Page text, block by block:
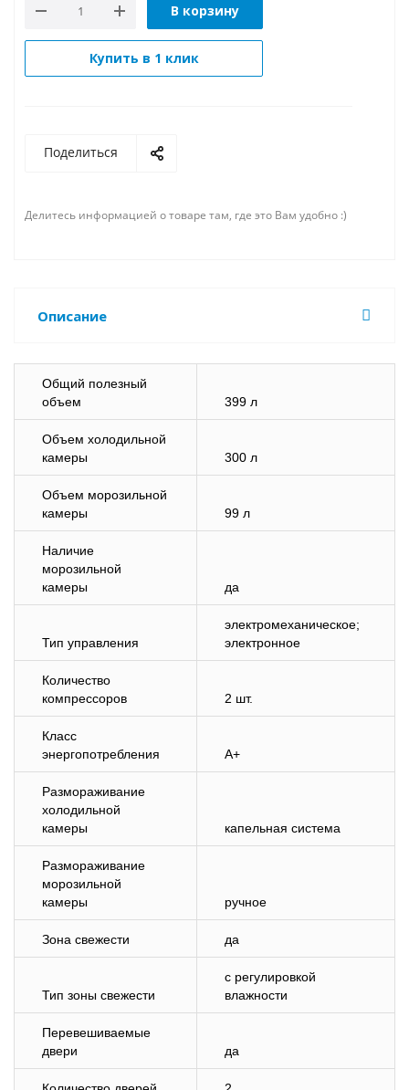
В корзину
Купить в 1 клик
Поделиться
Делитесь информацией о товаре там, где это Вам удобно :)
Описание
Общий полезный
объем
399 л
Объем холодильной
камеры
300 л
Объем морозильной
камеры
99 л
Наличие
морозильной
камеры
да
Тип управления
электромеханическое;
электронное
Количество
компрессоров
2 шт.
Класс
энергопотребления
A+
Размораживание
холодильной
камеры
капельная система
Размораживание
морозильной
камеры
ручное
Зона свежести да
Тип зоны свежести
с регулировкой
влажности
Перевешиваемые
двери
да